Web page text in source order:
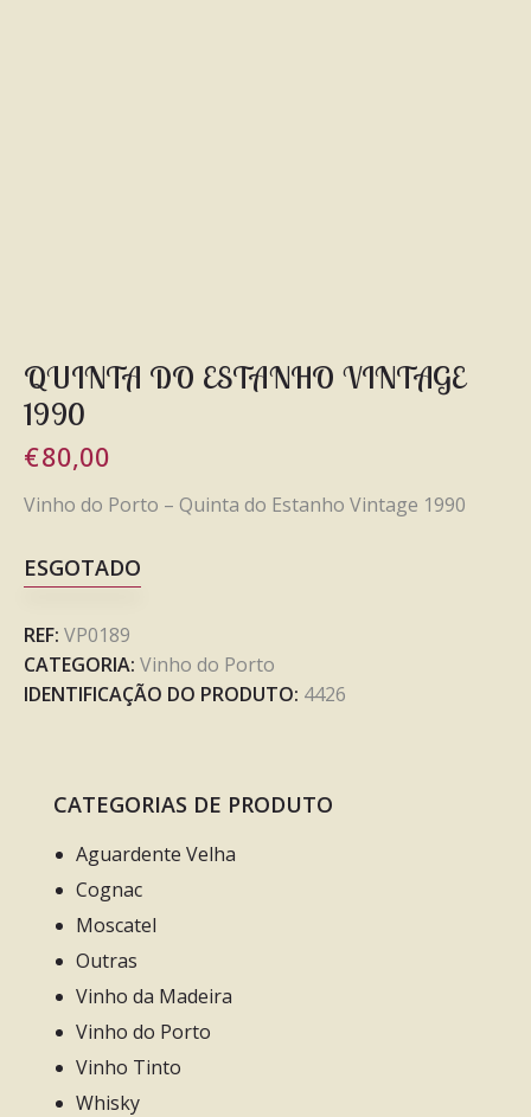
QUINTA DO ESTANHO VINTAGE
1990
€80,00
Vinho do Porto – Quinta do Estanho Vintage 1990
ESGOTADO
REF: VP0189
CATEGORIA: Vinho do Porto
IDENTIFICAÇÃO DO PRODUTO: 4426
CATEGORIAS DE PRODUTO
Aguardente Velha
Cognac
Moscatel
Outras
Vinho da Madeira
Vinho do Porto
Vinho Tinto
Whisky